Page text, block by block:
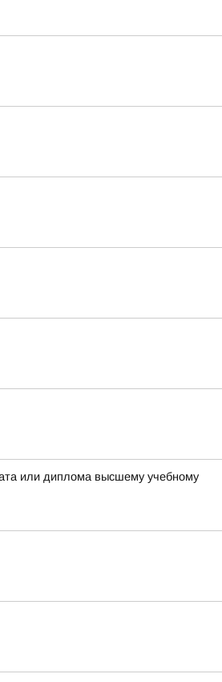
или диплома высшему учебному